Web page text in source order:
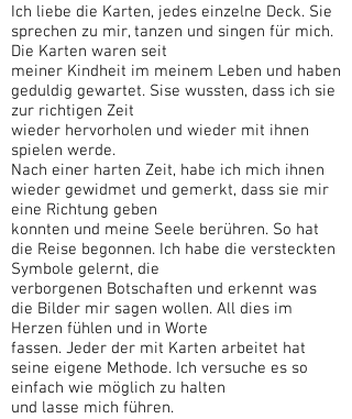
Ich liebe die Karten, jedes einzelne Deck. Sie
sprechen zu mir, tanzen und singen für mich.
Die Karten waren seit
meiner Kindheit im meinem Leben und haben
geduldig gewartet. Sise wussten, dass ich sie
zur richtigen Zeit
wieder hervorholen und wieder mit ihnen
spielen werde.
Nach einer harten Zeit, habe ich mich ihnen
wieder gewidmet und gemerkt, dass sie mir
eine Richtung geben
konnten und meine Seele berühren. So hat
die Reise begonnen. Ich habe die versteckten
Symbole gelernt, die
verborgenen Botschaften und erkennt was
die Bilder mir sagen wollen. All dies im
Herzen fühlen und in Worte
fassen. Jeder der mit Karten arbeitet hat
seine eigene Methode. Ich versuche es so
einfach wie möglich zu halten
und lasse mich führen.